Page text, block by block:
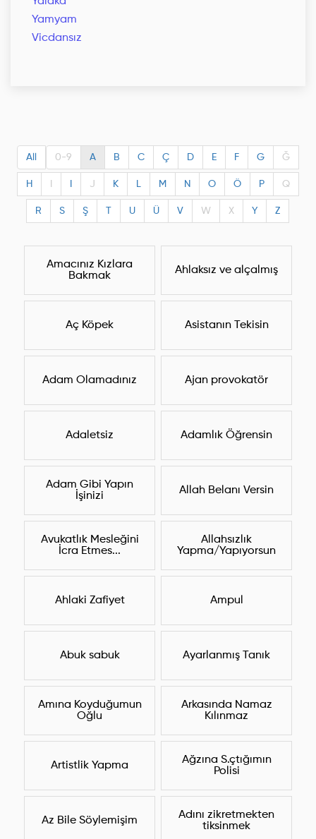
Yamyam
Vicdansız
All 0-9 A B C Ç D E F G Ğ
H J K L M N O Ö P Q
R S Ş U Ü V W X Y Z
Amacınız Kızlara
Bakmak
Ahlaksız ve alçalmış
Aç Köpek Asistanın Tekisin
Adam Olamadınız Ajan provokatör
Adaletsiz Adamlık Öğrensin
Adam Gibi Yapın
İşinizi
Allah Belanı Versin
Avukatlık Mesleğini
İcra Etmes...
Allahsızlık
Yapma/Yapıyorsun
Ahlaki Zafiyet Ampul
Abuk sabuk Ayarlanmış Tanık
Amına Koyduğumun
Oğlu
Arkasında Namaz
Kılınmaz
Artistlik Yapma
Ağzına S.çtığımın
Polisi
Az Bile Söylemişim
Adını zikretmekten
tiksinmek